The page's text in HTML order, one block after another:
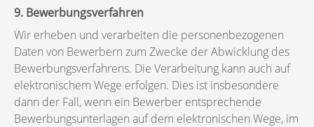
9. Bewerbungsverfahren
Wir erheben und verarbeiten die personenbezogenen
Daten von Bewerbern zum Zwecke der Abwicklung des
Bewerbungsverfahrens. Die Verarbeitung kann auch auf
elektronischem Wege erfolgen. Dies ist insbesondere
dann der Fall, wenn ein Bewerber entsprechende
Bewerbungsunterlagen auf dem elektronischen Wege, im